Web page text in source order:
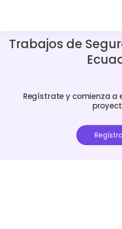
Trabajos de
Regístrate y comienza a